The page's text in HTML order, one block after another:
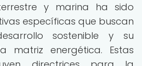
y marina ha sido
específicas que buscan
sostenible y su
matriz energética. Estas